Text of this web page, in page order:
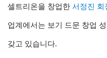
셀트리온을 창업한 서정진 회
업계에서는 보기 드문 창업
갖고 있습니다.